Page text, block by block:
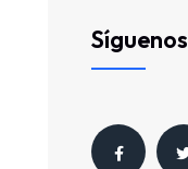
Síguenos